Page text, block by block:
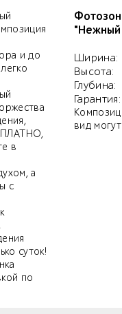
и до
в
а
с
суток!
по
"Нежный
Ширина:
Высота:
Глубина:
Гарантия:
вид